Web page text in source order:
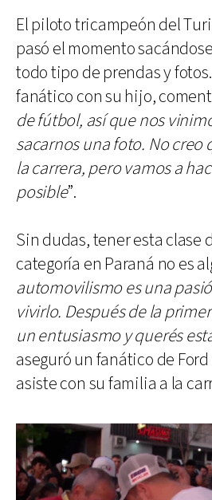
El piloto tricampeón del
pasó el momento
todo tipo de prendas y
fanático con su hijo,
de fútbol, así que nos
sacarnos una foto. No creo
la carrera, pero vamos a
posible”.
Sin dudas, tener esta clase
categoría en Paraná no es
automovilismo es una
vivirlo. Después de la
un entusiasmo y querés
aseguró un fanático de
asiste con su familia a la